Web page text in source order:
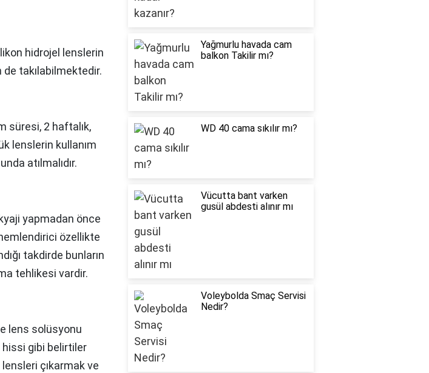
hidrojel lenslerin
takılabilmektedir.
süresi, 2 haftalık,
lenslerin kullanım
atılmalıdır.
yapmadan önce
özellikte
takdirde bunların
tehlikesi vardir.
lens solüsyonu
hissi gibi belirtiler
çıkarmak ve
Yağmurlu havada cam
balkon Takilir mı?
WD 40 cama sıkılır mı?
Vücutta bant varken
gusül abdesti alınır mı
Voleybolda Smaç Servisi
Nedir?